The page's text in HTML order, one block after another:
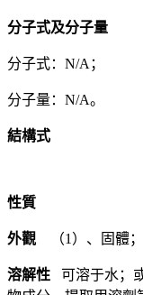
分子式及分子量
分子式：N/A；
分子量：N/A。
結構式
性質
外觀 （1）、固體
溶解性 可溶于水；